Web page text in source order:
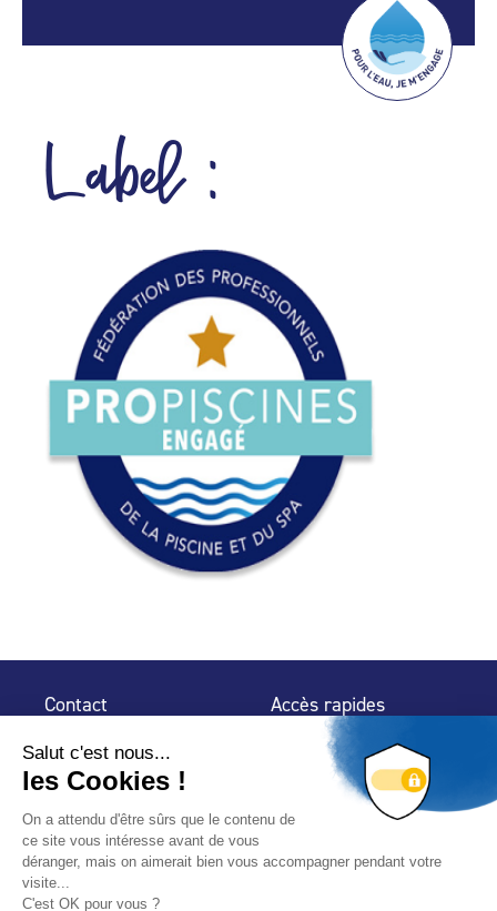
Label :
Contact
32 rue de Mogador
75 009 Paris
Accès rapides
Espace Presse
Trouver un
professionnel